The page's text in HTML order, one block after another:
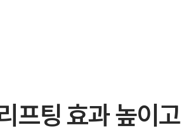
프팅 효과 높이고